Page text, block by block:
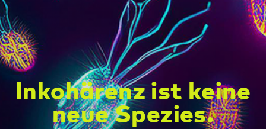
Inkohärenz ist keine
neue Spezies.